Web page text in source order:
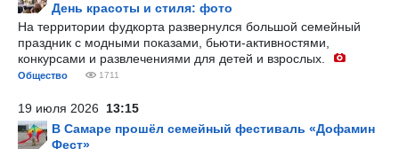
День красоты и стиля: фото
На территории фудкорта развернулся большой семейный
праздник с модными показами, бьюти-активностями,
конкурсами и развлечениями для детей и взрослых.
Общество 1711
19 июля 2026 13:15
В Самаре прошёл семейный фестиваль «Дофамин
Фест»